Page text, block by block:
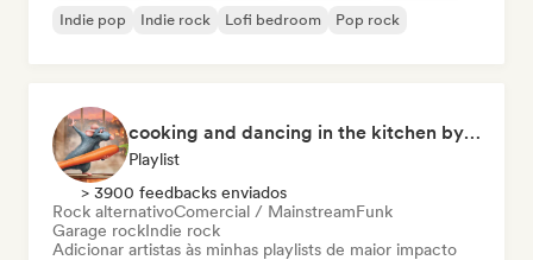
Indie pop
Indie rock Lofi bedroom Pop rock
cooking and dancing in the kitchen by Cookfy
Playlist
> 3900 feedbacks enviados
Rock alternativoComercial / MainstreamFunk
Garage rockIndie rock
Adicionar artistas às minhas playlists de maior impacto